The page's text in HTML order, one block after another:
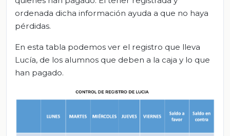
ordenada dicha información ayuda a que no haya
pérdidas.
En esta tabla podemos ver el registro que lleva
Lucía, de los alumnos que deben a la caja y lo que
han pagado.